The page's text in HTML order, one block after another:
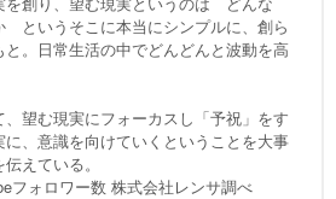
というそこに本当にシンプルに、創ら
。日常生活の中でどんどんと波動を高
望む現実にフォーカスし「予祝」をす
、意識を向けていくということを大事
えている。
フォロワー数 株式会社レンサ調べ